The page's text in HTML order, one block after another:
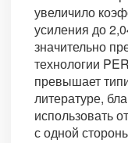
увеличило
усиления до
значительно
технологии
превышает
литературе,
использовать
с одной